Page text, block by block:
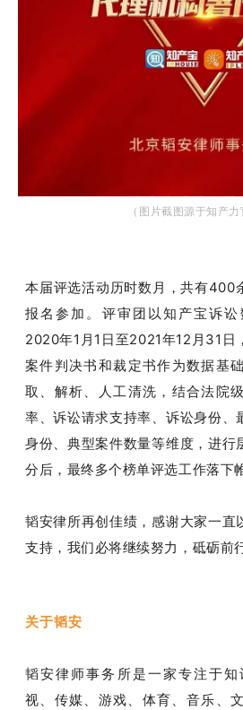
（图片截图源于知产力
本届评选活动历时数月，共有400
报名参加。评审团以知产宝诉
2020年1月1日至2021年12月31日
案件判决书和裁定书作为数据基
取、解析、人工清洗，结合法院
率、诉讼请求支持率、诉讼身份、
身份、典型案件数量等维度，进行
分后，最终多个榜单评选工作落下
韬安律所再创佳绩，感谢大家一直
支持，我们必将继续努力，砥砺前
关于韬安
韬安律师事务所是一家专注于
视、传媒、游戏、体育、音乐、